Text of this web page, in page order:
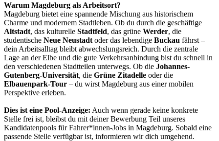
Warum Magdeburg als Arbeitsort?
Magdeburg bietet eine spannende Mischung aus historischem
Charme und modernem Stadtleben. Ob du durch die geschäftige
Altstadt, das kulturelle Stadtfeld, das grüne Werder, die
studentische Neue Neustadt oder das lebendige Buckau fährst –
dein Arbeitsalltag bleibt abwechslungsreich. Durch die zentrale
Lage an der Elbe und die gute Verkehrsanbindung bist du schnell in
den verschiedenen Stadtteilen unterwegs. Ob die Johannes-
Gutenberg-Universität, die Grüne Zitadelle oder die
Elbauenpark-Tour – du wirst Magdeburg aus einer mobilen
Perspektive erleben.
Dies ist eine Pool-Anzeige: Auch wenn gerade keine konkrete
Stelle frei ist, bleibst du mit deiner Bewerbung Teil unseres
Kandidatenpools für Fahrer*innen-Jobs in Magdeburg. Sobald eine
passende Stelle verfügbar ist, informieren wir dich umgehend.